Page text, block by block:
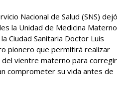
Nacional de Salud (SNS) dejó
la Unidad de Medicina Materno
Ciudad Sanitaria Doctor Luis
pionero que permitirá realizar
vientre materno para corregir
comprometer su vida antes de